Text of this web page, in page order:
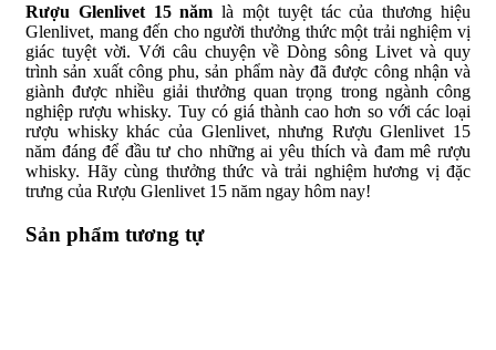
Rượu Glenlivet 15 năm là một tuyệt tác của thương hiệu
Glenlivet, mang đến cho người thưởng thức một trải nghiệm vị
giác tuyệt vời. Với câu chuyện về Dòng sông Livet và quy
trình sản xuất công phu, sản phẩm này đã được công nhận và
giành được nhiều giải thưởng quan trọng trong ngành công
nghiệp rượu whisky. Tuy có giá thành cao hơn so với các loại
rượu whisky khác của Glenlivet, nhưng Rượu Glenlivet 15
năm đáng để đầu tư cho những ai yêu thích và đam mê rượu
whisky. Hãy cùng thưởng thức và trải nghiệm hương vị đặc
trưng của Rượu Glenlivet 15 năm ngay hôm nay!
Sản phẩm tương tự